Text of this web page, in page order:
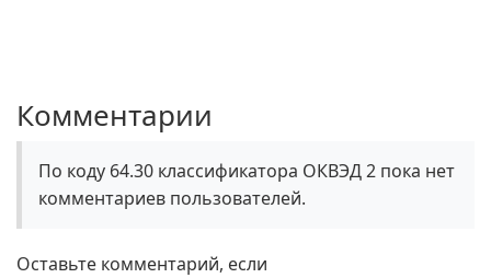
Комментарии
По коду 64.30 классификатора ОКВЭД 2 пока нет
комментариев пользователей.
Оставьте комментарий, если